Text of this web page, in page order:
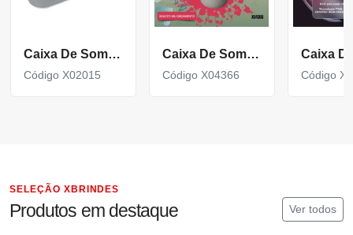
Caixa De Som Bluetooth
Código X02015
Caixa De Som Bluetooth Com Carregador Por Indução X04366
Código X04366 Código
SELEÇÃO XBRINDES
Produtos em destaque Ver todos